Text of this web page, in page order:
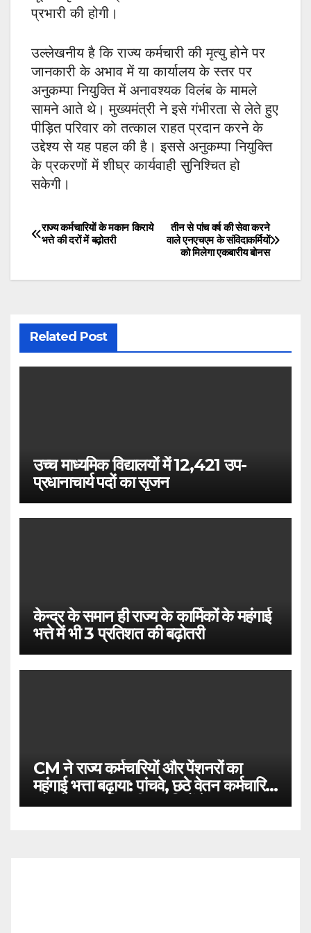
प्रभारी की होगी।
उल्लेखनीय है कि राज्य कर्मचारी की मृत्यु होने पर
जानकारी के अभाव में या कार्यालय के स्तर पर
अनुकम्पा नियुक्ति में अनावश्यक विलंब के मामले
सामने आते थे। मुख्यमंत्री ने इसे गंभीरता से लेते हुए
पीड़ित परिवार को तत्काल राहत प्रदान करने के
उद्देश्य से यह पहल की है। इससे अनुकम्पा नियुक्ति
के प्रकरणों में शीघ्र कार्यवाही सुनिश्चित हो
सकेगी।
Post
तीन से पांच वर्ष की सेवा करने
वाले एनएचएम के संविदाकर्मियों
को मिलेगा एकबारीय बोनस
राज्य कर्मचारियों के मकान किराये
भत्ते की दरों में बढ़ोतरी
Related Post
उच्च माध्यमिक विद्यालयों में 12,421 उप-
प्रधानाचार्य पदों का सृजन
केन्द्र के समान ही राज्य के कार्मिकों के महंगाई
भत्ते में भी 3 प्रतिशत की बढ़ोतरी
CM ने राज्य कर्मचारियों और पेंशनरों का
महंगाई भत्ता बढ़ाया: पांचवे, छठे वेतन कर्मचारियों
को सौगात, 5 बिजली कम्पनियों के 60 हजार